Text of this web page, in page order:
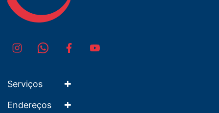
Serviços
Endereços